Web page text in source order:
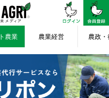
農業 農業経営 農政・